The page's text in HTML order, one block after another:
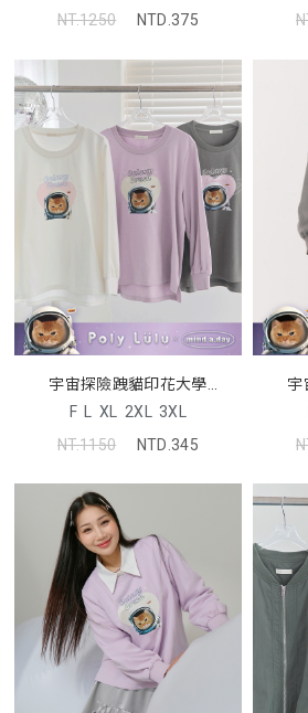
NT.1250
NTD.375
宇宙探險跩貓印花大學
TEE(unisex)(MIND.A.DAY聯名)
F L XL 2XL 3XL
NT.1150
NTD.345
宇